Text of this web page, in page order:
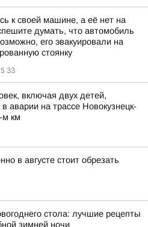
к своей машине, а её нет на
думать, что автомобиль
его эвакуировали на
стоянку
включая двух детей,
аварии на трассе Новокузнецк-
м км
в августе стоит обрезать
стола: лучшие рецепты
зимней ночи